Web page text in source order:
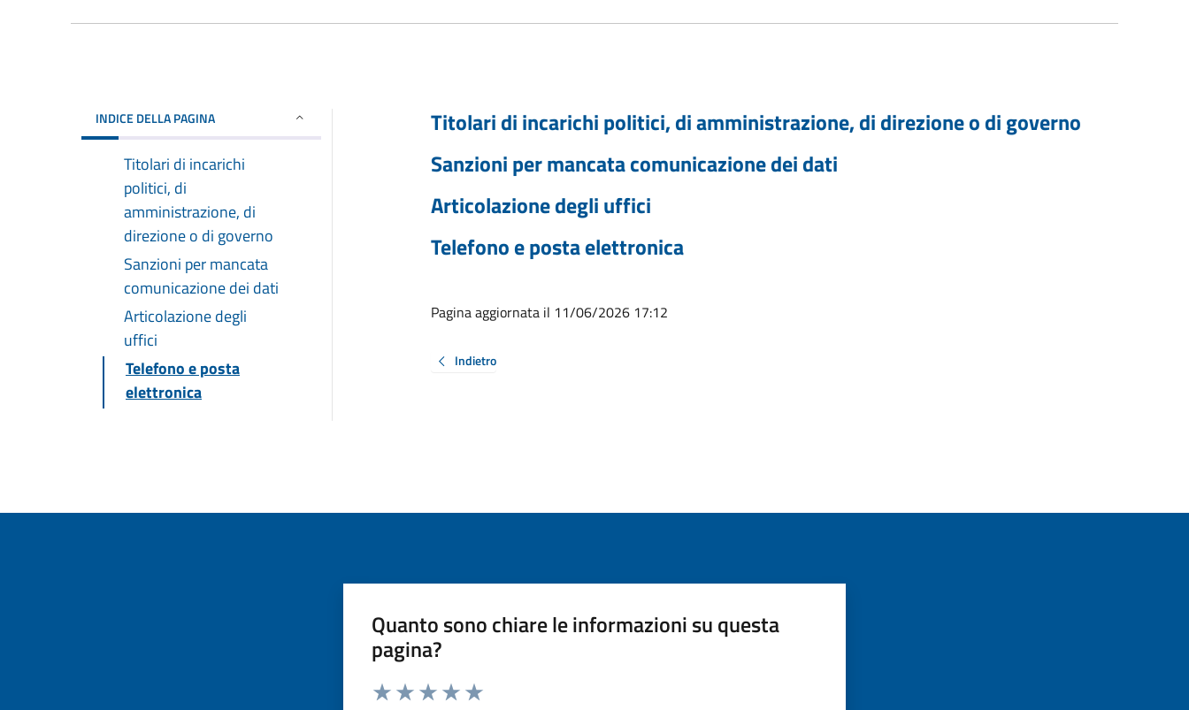
INDICE DELLA PAGINA
Titolari di incarichi
politici, di
amministrazione, di
direzione o di governo
Sanzioni per mancata
comunicazione dei dati
Articolazione degli
uffici
Telefono e posta
elettronica
Titolari di incarichi politici, di amministrazione, di direzione o di governo
Sanzioni per mancata comunicazione dei dati
Articolazione degli uffici
Telefono e posta elettronica
Pagina aggiornata il 11/06/2026 17:12
Indietro
Quanto sono chiare le informazioni su questa
pagina?
Valuta da 1 a 5 stelle la pagina